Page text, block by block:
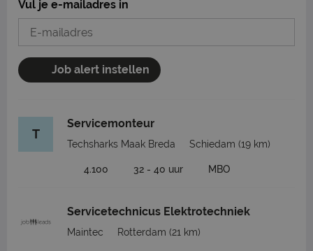
Vul je e-mailadres in
Job alert instellen
T
Servicemonteur
Techsharks Maak Breda Schiedam (19 km)
4.100 32 - 40 uur MBO
Servicetechnicus Elektrotechniek
Maintec Rotterdam (21 km)